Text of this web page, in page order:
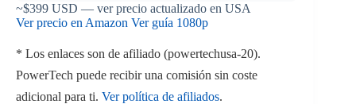
~$399 USD — ver precio actualizado en USA
Ver precio en Amazon Ver guía 1080p
* Los enlaces son de afiliado (powertechusa-20).
PowerTech puede recibir una comisión sin coste
adicional para ti. Ver política de afiliados.